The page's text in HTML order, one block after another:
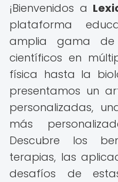
¡Bienvenidos a
plataforma
amplia gama de
científicos en
física hasta la
presentamos un
personalizadas,
más
Descubre los
terapias, las
desafíos de